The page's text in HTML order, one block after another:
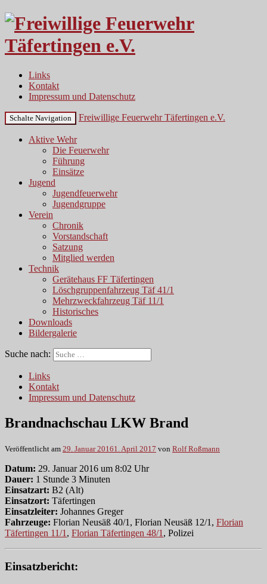
Links
Kontakt
Impressum und Datenschutz
Schalte Navigation Freiwillige Feuerwehr Täfertingen e.V.
Aktive Wehr
Die Feuerwehr
Führung
Einsätze
Jugend
Jugendfeuerwehr
Jugendgruppe
Verein
Chronik
Vorstandschaft
Satzung
Mitglied werden
Technik
Gerätehaus FF Täfertingen
Löschgruppenfahrzeug Täf 41/1
Mehrzweckfahrzeug Täf 11/1
Historisches
Downloads
Bildergalerie
Suche nach:
Links
Kontakt
Impressum und Datenschutz
Brandnachschau LKW Brand
Veröffentlicht am 29. Januar 20161. April 2017 von Rolf Roßmann
Datum: 29. Januar 2016 um 8:02 Uhr
Dauer: 1 Stunde 3 Minuten
Einsatzart: B2 (Alt)
Einsatzort: Täfertingen
Einsatzleiter: Johannes Greger
Fahrzeuge: Florian Neusäß 40/1, Florian Neusäß 12/1, Florian
Täfertingen 11/1 , Florian Täfertingen 48/1 , Polizei
Einsatzbericht: